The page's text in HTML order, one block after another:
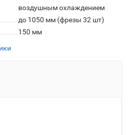
воздушным охлаждением
до 1050 мм (фрезы 32 шт)
150 мм